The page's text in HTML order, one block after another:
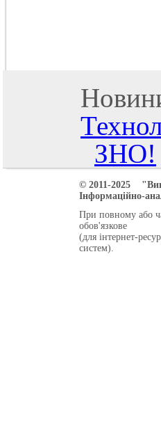
ЗНО!
© 2011-2025
Інформаційно-
При повному або
обов'язкове
(для інтернет-
систем).